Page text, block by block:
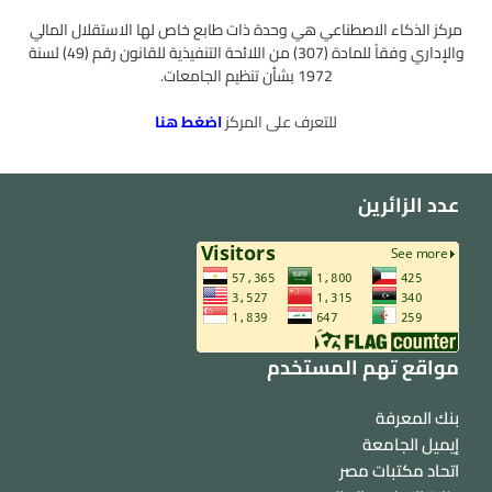
مركز الذكاء الاصطناعي هي وحدة ذات طابع خاص لها الاستقلال المالي
والإداري وفقاً للمادة (307) من اللائحة التنفيذية للقانون رقم (49) لسنة
1972 بشأن تنظيم الجامعات.
للتعرف على المركزاضغط هنا
عدد الزائرين
مواقع تهم المستخدم
بنك المعرفة
إيميل الجامعة
اتحاد مكتبات مصر